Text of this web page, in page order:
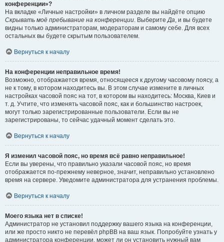
конференции»?
На вкладке «Личные настройки» в личном разделе вы найдёте опцию
Скрывать моё пребывание на конференции. ВыберитеДа, и вы будете
видны только администраторам, модераторам и самому себе. Для всех
остальных вы будете скрытым пользователем.
Вернуться к началу
На конференции неправильное время!
Возможно, отображается время, относящееся к другому часовому поясу, а
не к тому, в котором находитесь вы. В этом случае измените в личных
настройках часовой пояс на тот, в котором вы находитесь: Москва, Киев и
т. д. Учтите, что изменять часовой пояс, как и большинство настроек,
могут только зарегистрированные пользователи. Если вы не
зарегистрированы, то сейчас удачный момент сделать это.
Вернуться к началу
Я изменил часовой пояс, но время всё равно неправильное!
Если вы уверены, что правильно указали часовой пояс, но время
отображается по-прежнему неверное, значит, неправильно установлено
время на сервере. Уведомите администратора для устранения проблемы.
Вернуться к началу
Моего языка нет в списке!
Администратор не установил поддержку вашего языка на конференции,
или же просто никто не перевёл phpBB на ваш язык. Попробуйте узнать у
администратора конференции, может ли он установить нужный вам